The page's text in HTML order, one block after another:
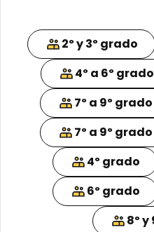
2º y 3º grado
4º a 6º grado
7º a 9º grado
7º a 9º grado
4º grado
6º grado
8º